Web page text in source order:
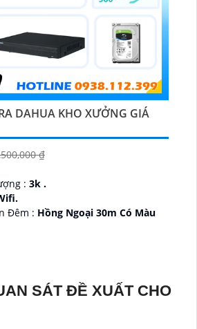
DAHUA KHO XƯỞNG GIÁ
₫
: 3k .
❈ Khoảng Cách Ban Đêm : Hồng Ngoại 30m Có Màu
SÁT ĐỀ XUẤT CHO